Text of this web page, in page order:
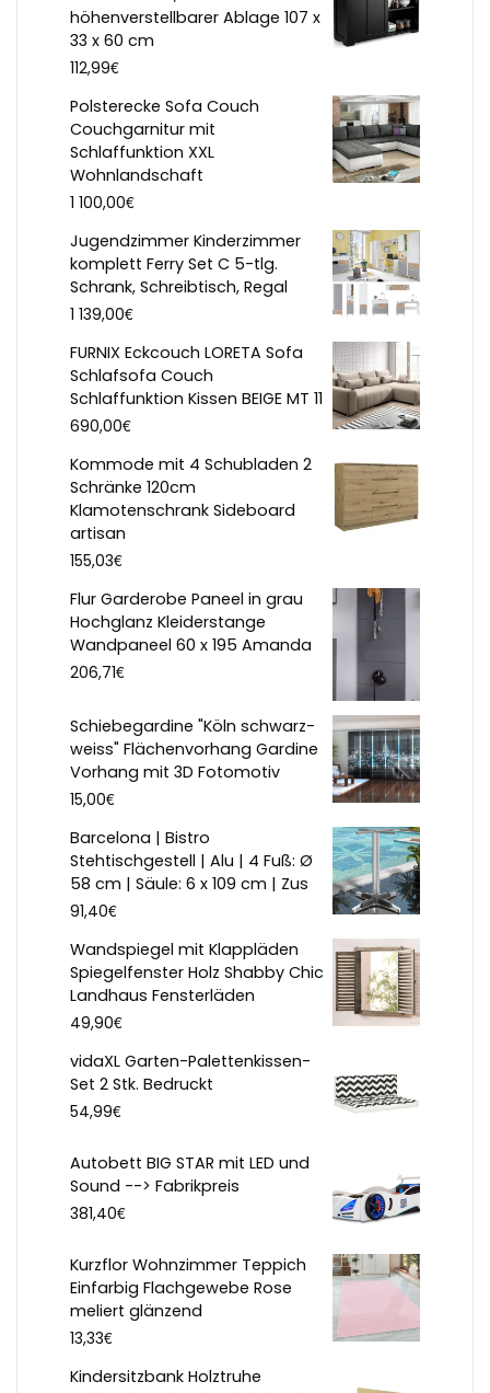
höhenverstellbarer Ablage 107 x
33 x 60 cm
112,99€
Polsterecke Sofa Couch
Couchgarnitur mit
Schlaffunktion XXL
Wohnlandschaft
1 100,00€
Jugendzimmer Kinderzimmer
komplett Ferry Set C 5-tlg.
Schrank, Schreibtisch, Regal
1 139,00€
FURNIX Eckcouch LORETA Sofa
Schlafsofa Couch
Schlaffunktion Kissen BEIGE MT 11
690,00€
Kommode mit 4 Schubladen 2
Schränke 120cm
Klamotenschrank Sideboard
artisan
155,03€
Flur Garderobe Paneel in grau
Hochglanz Kleiderstange
Wandpaneel 60 x 195 Amanda
206,71€
Schiebegardine "Köln schwarz-
weiss" Flächenvorhang Gardine
Vorhang mit 3D Fotomotiv
15,00€
Barcelona | Bistro
Stehtischgestell | Alu | 4 Fuß: Ø
58 cm | Säule: 6 x 109 cm | Zus
91,40€
Wandspiegel mit Klappläden
Spiegelfenster Holz Shabby Chic
Landhaus Fensterläden
49,90€
vidaXL Garten-Palettenkissen-
Set 2 Stk. Bedruckt
54,99€
Autobett BIG STAR mit LED und
Sound --> Fabrikpreis
381,40€
Kurzflor Wohnzimmer Teppich
Einfarbig Flachgewebe Rose
meliert glänzend
13,33€
Kindersitzbank Holztruhe